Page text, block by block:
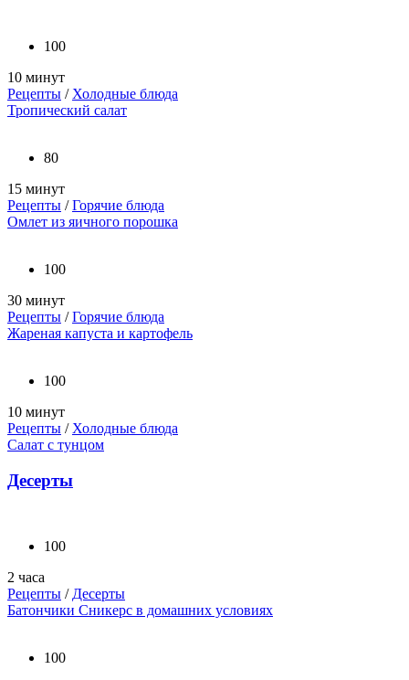
100
10 минут
Рецепты / Холодные блюда
Тропический салат
80
15 минут
Рецепты /Горячие блюда
Омлет из яичного порошка
100
30 минут
Рецепты /Горячие блюда
Жареная капуста и картофель
100
10 минут
Рецепты / Холодные блюда
Салат с тунцом
Десерты
100
2 часа
Рецепты /Десерты
Батончики Сникерс в домашних условиях
100